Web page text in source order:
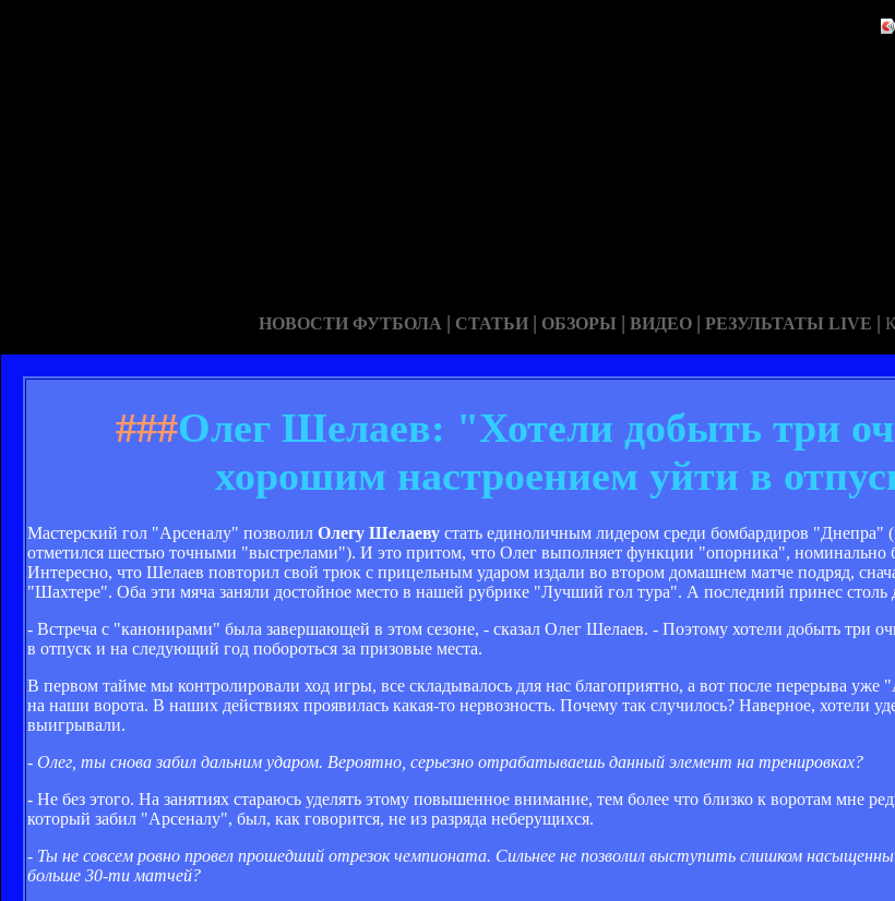
НОВОСТИ ФУТБОЛА | СТАТЬИ | ОБЗОРЫ | ВИДЕО | РЕЗУЛЬТАТЫ LIVE |
###Олег Шелаев: "Хотели добыть три
хорошим настроением уйти в
Мастерский гол "Арсеналу" позволил Олегу Шелаеву стать единоличным лидером среди бомбардиров
отметился шестью точными "выстрелами"). И это притом, что Олег выполняет функции "опорника", номинально
Интересно, что Шелаев повторил свой трюк с прицельным ударом издали во втором домашнем матче подряд,
"Шахтере". Оба эти мяча заняли достойное место в нашей рубрике "Лучший гол тура". А последний принес столь
- Встреча с "канонирами" была завершающей в этом сезоне, - сказал Олег Шелаев. - Поэтому хотели добыть три
в отпуск и на следующий год побороться за призовые места.
В первом тайме мы контролировали ход игры, все складывалось для нас благоприятно, а вот после перерыва
на наши ворота. В наших действиях проявилась какая-то нервозность. Почему так случилось? Наверное, хотели
выигрывали.
- Олег, ты снова забил дальним ударом. Вероятно, серьезно отрабатываешь данный элемент на тренировках?
- Не без этого. На занятиях стараюсь уделять этому повышенное внимание, тем более что близко к воротам мне
который забил "Арсеналу", был, как говорится, не из разряда неберущихся.
- Ты не совсем ровно провел прошедший отрезок чемпионата. Сильнее не позволил выступить слишком
больше 30-ти матчей?